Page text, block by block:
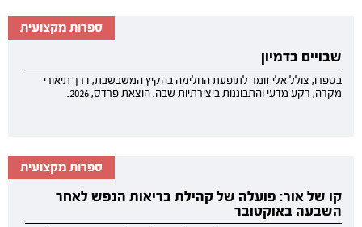
ספרות מקצועית
שבויים בדמיון
בספרו, צולל אלי זומר לתופעת החלימה בהקיץ המשבשבת, דרך תיאורי
מקרה, רקע מדעי והתבוננות ביצירתיות שבה. הוצאת פרדס, 2026.
ספרות מקצועית
קו של אור: פועלה של קהילת בריאות הנפש לאחר
השבעה באוקטובר